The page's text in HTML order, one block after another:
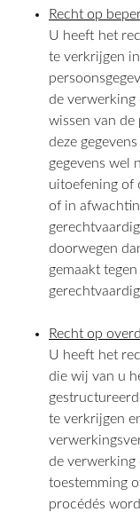
Recht op
U heeft het
te verkrijgen
de verwerking
wissen van de
deze
gegevens wel
uitoefening of
of in
doorwegen
gemaakt
Recht op
U heeft het
die wij van u
te verkrijgen
de verwerking
toestemming
procédés